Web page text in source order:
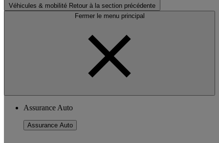
Véhicules & mobilité Retour à la section précédente
Fermer le menu principal
Assurance Auto
Assurance Auto